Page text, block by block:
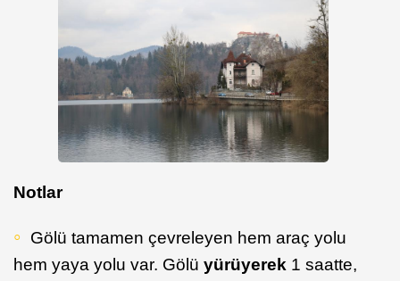
Notlar
Gölü tamamen çevreleyen hem araç yolu
hem yaya yolu var. Gölü yürüyerek 1 saatte,